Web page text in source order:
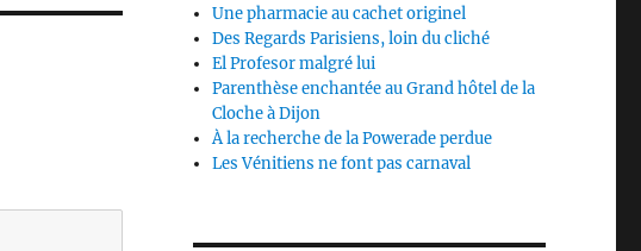
Une pharmacie au cachet originel
Des Regards Parisiens, loin du cliché
El Profesor malgré lui
Parenthèse enchantée au Grand hôtel de la
Cloche à Dijon
À la recherche de la Powerade perdue
Les Vénitiens ne font pas carnaval